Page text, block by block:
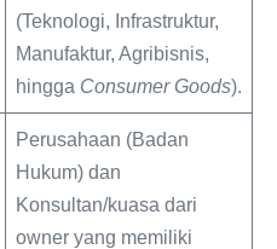
(Teknologi, Infrastruktur,
Manufaktur, Agribisnis,
hingga Consumer Goods).
Perusahaan (Badan
Hukum) dan
Konsultan/kuasa dari
owner yang memiliki